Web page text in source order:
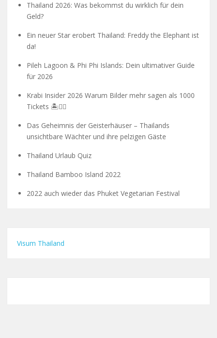
Thailand 2026: Was bekommst du wirklich für dein
Geld?
Ein neuer Star erobert Thailand: Freddy the Elephant ist
da!
Pileh Lagoon & Phi Phi Islands: Dein ultimativer Guide
für 2026
Krabi Insider 2026 Warum Bilder mehr sagen als 1000
Tickets 🏝️🧗‍♂️
Das Geheimnis der Geisterhäuser – Thailands
unsichtbare Wächter und ihre pelzigen Gäste
Thailand Urlaub Quiz
Thailand Bamboo Island 2022
2022 auch wieder das Phuket Vegetarian Festival
Visum Thailand